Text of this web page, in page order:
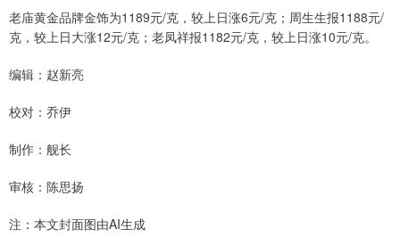
老庙黄金品牌金饰为1189元/克，较上日涨6元/克；周生生报1188元/
克，较上日大涨12元/克；老凤祥报1182元/克，较上日涨10元/克。
编辑：赵新亮
校对：乔伊
制作：舰长
审核：陈思扬
注：本文封面图由AI生成